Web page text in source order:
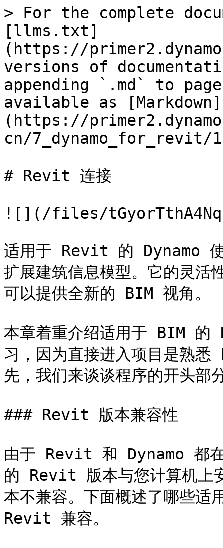
> For the complete
[llms.txt]
(https://
versions of
appending `.md` to
available as [Markdown]
(https://
cn/
# Revit 连接
![](/files/
适用于 Revit 的 Dynamo 使
扩展建筑信息模型。它的灵
可以提供全新的 BIM 视角。
本章着重介绍适用于 BIM 的
习，因为直接进入项目是熟
先，我们来谈谈程序的开头部
### Revit 版本兼容性
由于 Revit 和 Dynamo 都在
的 Revit 版本与您计算机
本不兼容。下面概述了哪些
Revit 兼容。